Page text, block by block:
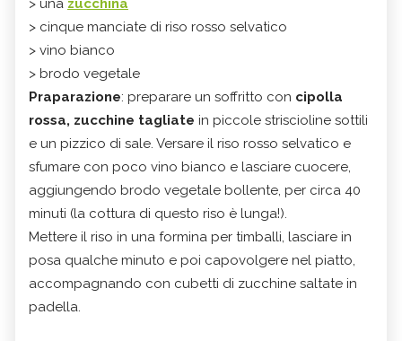
> una zucchina
> cinque manciate di riso rosso selvatico
> vino bianco
> brodo vegetale
Praparazione: preparare un soffritto con cipolla
rossa, zucchine tagliate in piccole striscioline sottili
e un pizzico di sale. Versare il riso rosso selvatico e
sfumare con poco vino bianco e lasciare cuocere,
aggiungendo brodo vegetale bollente, per circa 40
minuti (la cottura di questo riso è lunga!).
Mettere il riso in una formina per timballi, lasciare in
posa qualche minuto e poi capovolgere nel piatto,
accompagnando con cubetti di zucchine saltate in
padella.